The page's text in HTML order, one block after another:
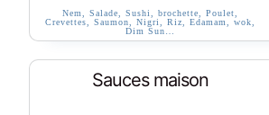
Nem, Salade, Sushi, brochette, Poulet,
Crevettes, Saumon, Nigri, Riz, Edamam, wok,
Dim Sun…
Sauces maison